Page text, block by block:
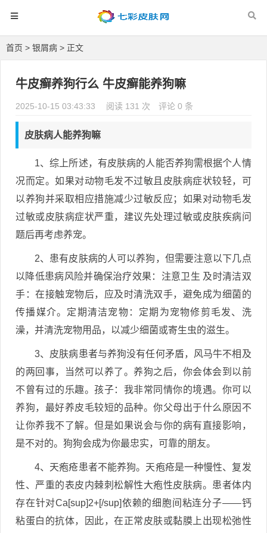
首页 > 银屑病 > 正文
牛皮癣养狗行么 牛皮癣能养狗嘛
2025-10-15 03:43:33 阅读 131 次 评论 0 条
皮肤病人能养狗嘛
1、综上所述，有皮肤病的人能否养狗需根据个人情
况而定。如果对动物毛发不过敏且皮肤病症状较轻，可
以养狗并采取相应措施减少过敏反应；如果对动物毛发
过敏或皮肤病症状严重，建议先处理过敏或皮肤疾病问
题后再考虑养宠。
2、患有皮肤病的人可以养狗，但需要注意以下几点
以降低患病风险并确保治疗效果：注意卫生 及时清洁双
手：在接触宠物后，应及时清洗双手，避免成为细菌的
传播媒介。定期清洁宠物：定期为宠物修剪毛发、洗
澡，并清洗宠物用品，以减少细菌或寄生虫的滋生。
3、皮肤病患者与养狗没有任何矛盾，风马牛不相及
的两回事，当然可以养了。养狗之后，你会体会到以前
不曾有过的乐趣。孩子：我非常同情你的境遇。你可以
养狗，最好养皮毛较短的品种。你父母出于什么原因不
让你养我不了解。但是如果说会与你的病有直接影响，
是不对的。狗狗会成为你最忠实，可靠的朋友。
4、天疱疮患者不能养狗。天疱疮是一种慢性、复发
性、严重的表皮内棘刺松解性大疱性皮肤病。患者体内
存在针对Ca[sup]2+[/sup]依赖的细胞间粘连分子——钙
粘蛋白的抗体，因此，在正常皮肤或黏膜上出现松弛性